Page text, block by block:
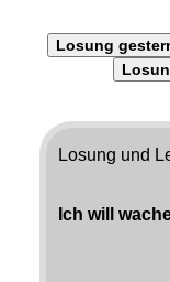
Losung
Losung und
Ich will